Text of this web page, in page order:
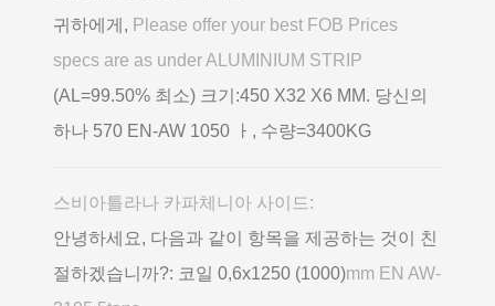
귀하에게, Please offer your best FOB Prices
specs are as under ALUMINIUM STRIP
(AL=99.50% 최소) 크기:450 X32 X6 MM. 당신의
하나 570 EN-AW 1050 ㅏ, 수량=3400KG
스비아틀라나 카파체니아 사이드:
안녕하세요, 다음과 같이 항목을 제공하는 것이 친
절하겠습니까?: 코일 0,6х1250 (1000)mm EN AW-